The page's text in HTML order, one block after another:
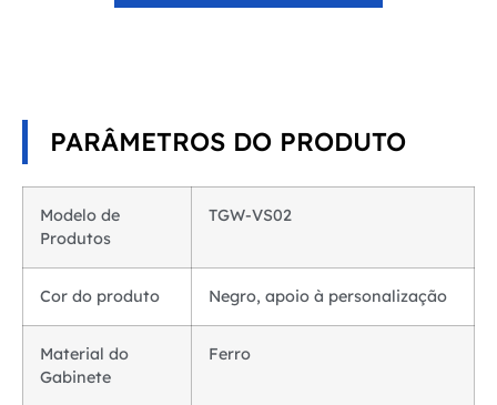
PARÂMETROS DO PRODUTO
Modelo de
Produtos
TGW-VS02
Cor do produto Negro, apoio à personalização
Material do
Gabinete
Ferro